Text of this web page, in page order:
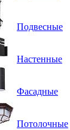
Подвесные
Настенные
Фасадные
Потолочные